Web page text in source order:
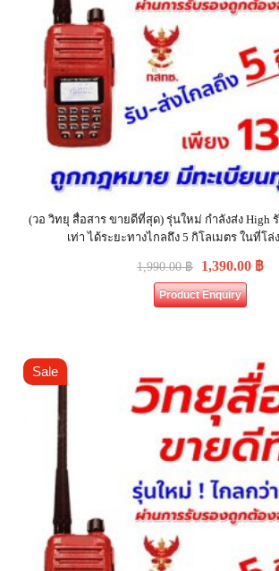
(วอ วิทยุ สื่อสาร ขายดีที่สุด) รุ่นใหม่ กำลังส่ง
เท่า ได้ระยะทางไกลถึง 5 กิโลเมตร ในที่โ
1,990.00฿ 1,390.00 ฿
Product Enquiry
Sale